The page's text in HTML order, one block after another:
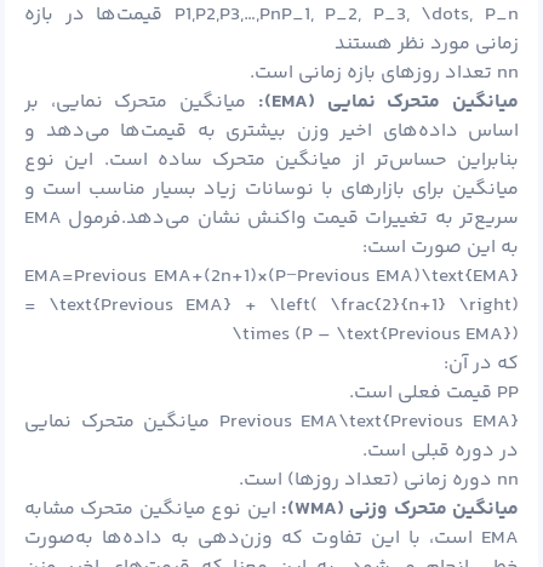
P1,P2,P3,…,PnP_1, P_2, P_3, \dots, P_n قیمت‌ها در بازه
زمانی مورد نظر هستند
nn تعداد روزهای بازه زمانی است.
میانگین متحرک نمایی (EMA):
میانگین متحرک نمایی، بر
اساس داده‌های اخیر وزن بیشتری به قیمت‌ها می‌دهد و
بنابراین حساس‌تر از میانگین متحرک ساده است. این نوع
میانگین برای بازارهای با نوسانات زیاد بسیار مناسب است و
سریع‌تر به تغییرات قیمت واکنش نشان می‌دهد.فرمول EMA
به این صورت است:
EMA=Previous EMA+(2n+1)×(P−Previous EMA)\text{EMA}
= \text{Previous EMA} + \left( \frac{2}{n+1} \right)
\times (P – \text{Previous EMA})
که در آن:
PP قیمت فعلی است.
Previous EMA\text{Previous EMA} میانگین متحرک نمایی
در دوره قبلی است.
nn دوره زمانی (تعداد روزها) است.
میانگین متحرک وزنی (WMA):
این نوع میانگین متحرک مشابه
EMA است، با این تفاوت که وزن‌دهی به داده‌ها به‌صورت